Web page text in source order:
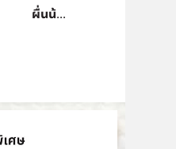
ผื่นน้...